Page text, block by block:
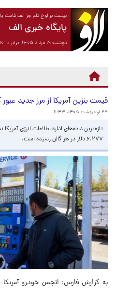
نیست بر لوح دلم جز الف قامت
پایگاه خبری الف
دوشنبه ۱۹ مرداد ۱۴۰۵ برابر با ۱۰ آگوست ۲۰۲۶
قیمت بنزین آمریکا از مرز جدید عبور
۲۸ اردیبهشت ۱۴۰۵، ۱۱:۴۳
تازه‌ترین داده‌های اداره اطلاعات انرژی
۶.۲۷۷ دلار در هر گالن رسیده است.
به گزارش فارس؛ انجمن خودرو آمریکا